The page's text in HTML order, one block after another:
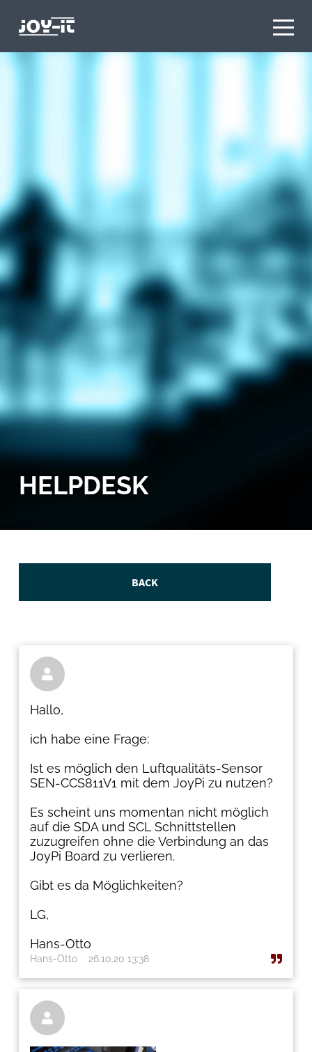
HELPDESK
BACK

Hallo,
ich habe eine Frage:
Ist es möglich den Luftqualitäts-Sensor
SEN-CCS811V1 mit dem JoyPi zu nutzen?
Es scheint uns momentan nicht möglich
auf die SDA und SCL Schnittstellen
zuzugreifen ohne die Verbindung an das
JoyPi Board zu verlieren.
Gibt es da Möglichkeiten?
LG,
Hans-Otto
Hans-Otto 26.10.20 13:38
